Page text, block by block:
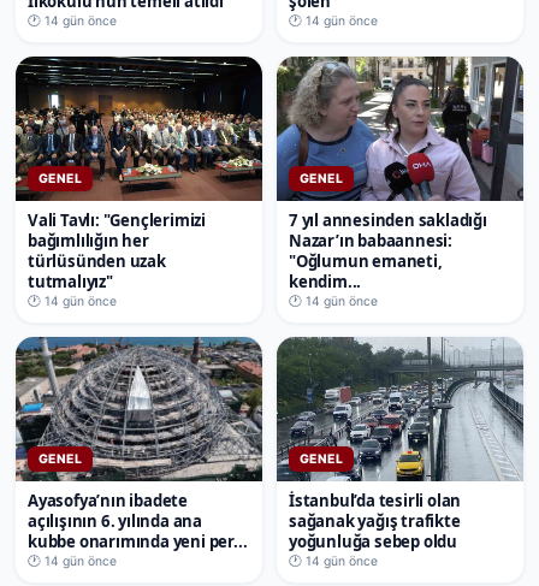
🕐 14 gün önce 🕐 14 gün önce
GENEL
Vali Tavlı: "Gençlerimizi
bağımlılığın her
türlüsünden uzak
tutmalıyız"
🕐 14 gün önce
GENEL
7 yıl annesinden sakladığı
Nazar’ın babaannesi:
"Oğlumun emaneti,
kendim...
🕐 14 gün önce
GENEL
Ayasofya’nın ibadete
açılışının 6. yılında ana
kubbe onarımında yeni per...
🕐 14 gün önce
GENEL
İstanbul’da tesirli olan
sağanak yağış trafikte
yoğunluğa sebep oldu
🕐 14 gün önce